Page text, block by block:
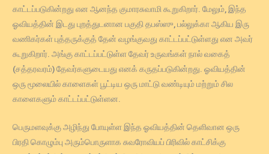
காட்டப்படுகின்றது என ஆனந்த குமாரசுவாமி கூறுகிறார். மேலும், இந்த
ஓவியத்தின் இடது புறத்துடனான பகுதி தபஸ்ஸு, பல்லுக்கா ஆகிய இரு
வணிகர்கள் புத்தருக்குத் தேன் வழங்குவது காட்டப்பட்டுள்ளது என அவர்
கூறுகிறார். அங்கு காட்டப்பட்டுள்ள தேவர் உருவங்கள் நால் வகைத்
(சத்தரவரம்) தேவர்களுடையது எனக் கருதப்படுகின்றது. ஓவியத்தின்
ஒரு மூலையில் காளைகள் பூட்டிய ஒரு மாட்டு வண்டியும் மற்றும் சில
காளைகளும் காட்டப்பட்டுள்ளன.
பெருமளவுக்கு அழிந்து போயுள்ள இந்த ஓவியத்தின் தெளிவான ஒரு
பிரதி கொழும்பு அரும்பொருளாக சுவரோவியப் பிரிவில் காட்சிக்கு